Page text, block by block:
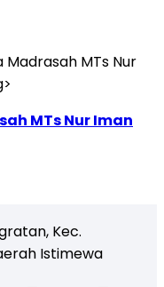
MTs Nur Iman
Kec.
Istimewa